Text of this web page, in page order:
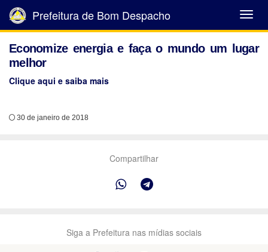
Abrir
Menu
Prefeitura de Bom Despacho
Economize energia e faça o mundo um lugar
melhor
Clique aqui e saiba mais
30 de janeiro de 2018
Compartilhar
Siga a Prefeitura nas mídias sociais